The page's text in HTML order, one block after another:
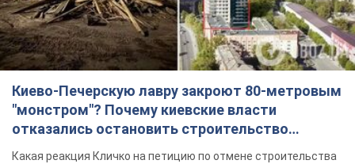
Киево-Печерскую лавру закроют 80-метровым
"монстром"? Почему киевские власти
отказались остановить строительство
небоскреба "московского верующего"
Какая реакция Кличко на петицию по отмене строительства